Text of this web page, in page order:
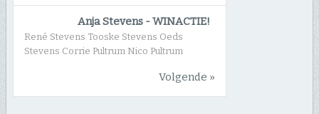
Anja Stevens -WINACTIE!
René Stevens Tooske Stevens Oeds
Stevens Corrie Pultrum Nico Pultrum
Volgende »